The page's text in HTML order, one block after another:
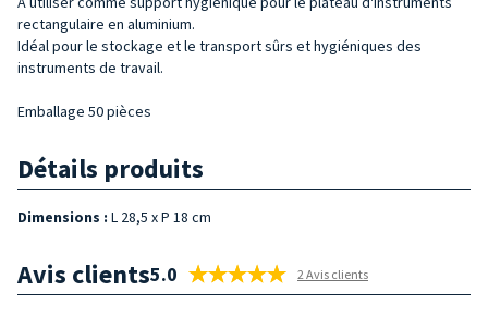
rectangulaire en aluminium.
Idéal pour le stockage et le transport sûrs et hygiéniques des
instruments de travail.
Emballage 50 pièces
Détails produits
Dimensions : L 28,5 x P 18 cm
Avis clients5.0 2 Avis clients